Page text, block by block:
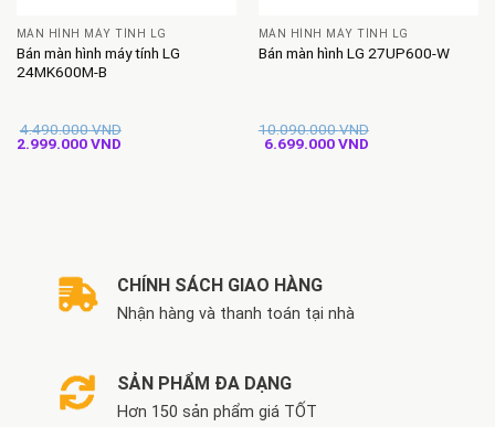
MÀN HÌNH MÁY TÍNH LG
Bán màn hình máy tính LG
24MK600M-B
4.490.000VND
Giá
2.999.000VNDGiá
MÀN HÌNH MÁY TÍNH LG
Bán màn hình LG 27UP600-W
10.090.000VND
Giá
6.699.000VNDGiá
CHÍNH SÁCH GIAO HÀNG
Nhận hàng và thanh toán tại nhà
SẢN PHẨM ĐA DẠNG
Hơn 150 sản phẩm giá TỐT